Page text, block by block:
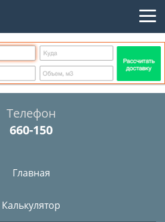
Телефон
660-150
Главная
Калькулятор